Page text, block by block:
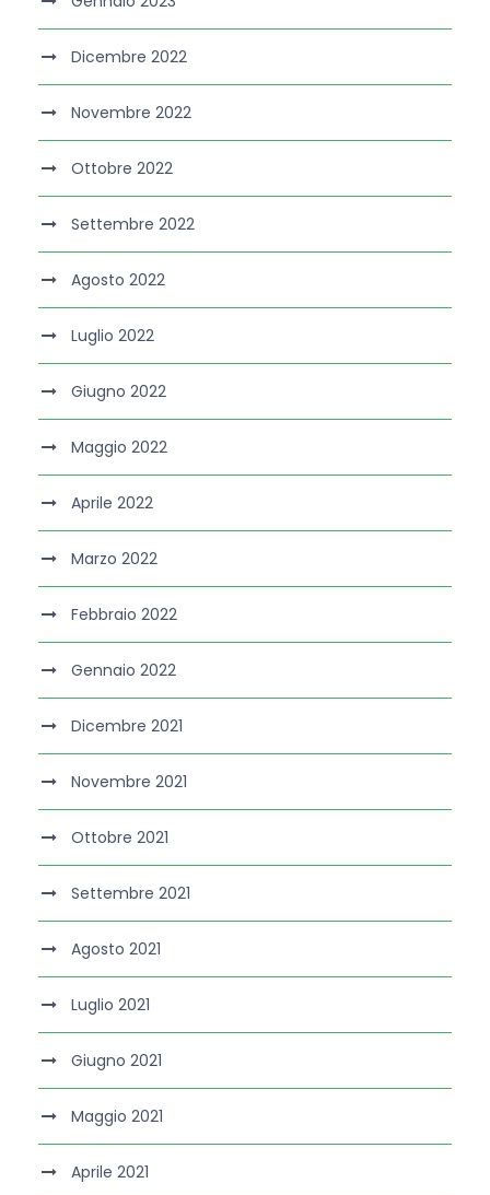
Dicembre 2022
Novembre 2022
Ottobre 2022
Settembre 2022
Agosto 2022
Luglio 2022
Giugno 2022
Maggio 2022
Aprile 2022
Marzo 2022
Febbraio 2022
Gennaio 2022
Dicembre 2021
Novembre 2021
Ottobre 2021
Settembre 2021
Agosto 2021
Luglio 2021
Giugno 2021
Maggio 2021
Aprile 2021